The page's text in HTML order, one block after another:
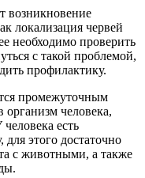
возникновение
локализация червей
необходимо проверить
с такой проблемой,
профилактику.
промежуточным
организм человека,
есть
этого достаточно
с животными, а также